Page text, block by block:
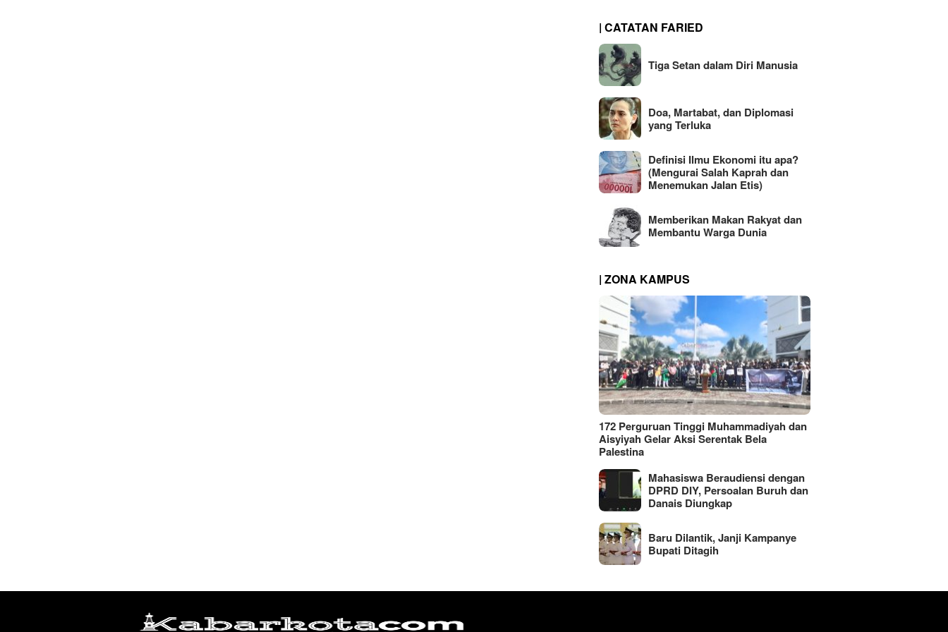
| CATATAN FARIED
Tiga Setan dalam Diri Manusia
Doa, Martabat, dan Diplomasi
yang Terluka
Definisi Ilmu Ekonomi itu apa?
(Mengurai Salah Kaprah dan
Menemukan Jalan Etis)
Memberikan Makan Rakyat dan
Membantu Warga Dunia
| ZONA KAMPUS
172 Perguruan Tinggi Muhammadiyah dan
Aisyiyah Gelar Aksi Serentak Bela
Palestina
Mahasiswa Beraudiensi dengan
DPRD DIY, Persoalan Buruh dan
Danais Diungkap
Baru Dilantik, Janji Kampanye
Bupati Ditagih